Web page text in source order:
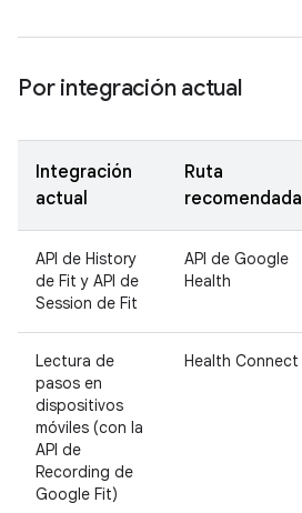
Por integración actual
Integración
actual
Ruta
recomendada
API de History
de Fit y API de
Session de Fit
API de Google
Health
Lectura de
pasos en
dispositivos
móviles (con la
API de
Recording de
Google Fit)
Health Connect